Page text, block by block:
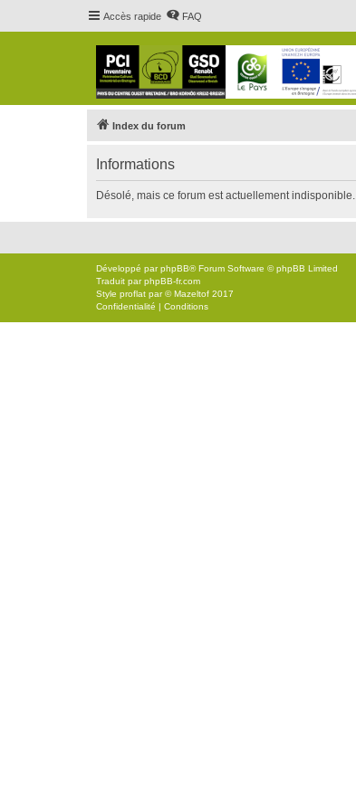
Accès rapide FAQ
Index du forum
Informations
Désolé, mais ce forum est actuellement indisponible.
Développé parphpBB® Forum Software © phpBB Limited
Traduit parphpBB-fr.com
Style proflat par ©Mazeltof 2017
Confidentialité | Conditions